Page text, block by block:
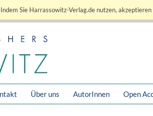
Sie Harrassowitz-Verlag.de nutzen,
Über uns AutorInnen Open